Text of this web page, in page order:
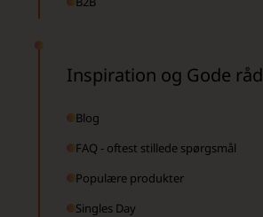
Inspiration og Gode råd
Blog
FAQ - oftest stillede spørgsmål
Populære produkter
Singles Day